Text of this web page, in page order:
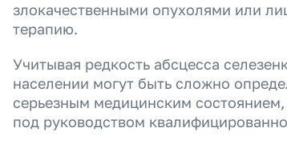
злокачественными опухолями или
терапию.
Учитывая редкость абсцесса
населении могут быть сложно
серьезным медицинским
под руководством